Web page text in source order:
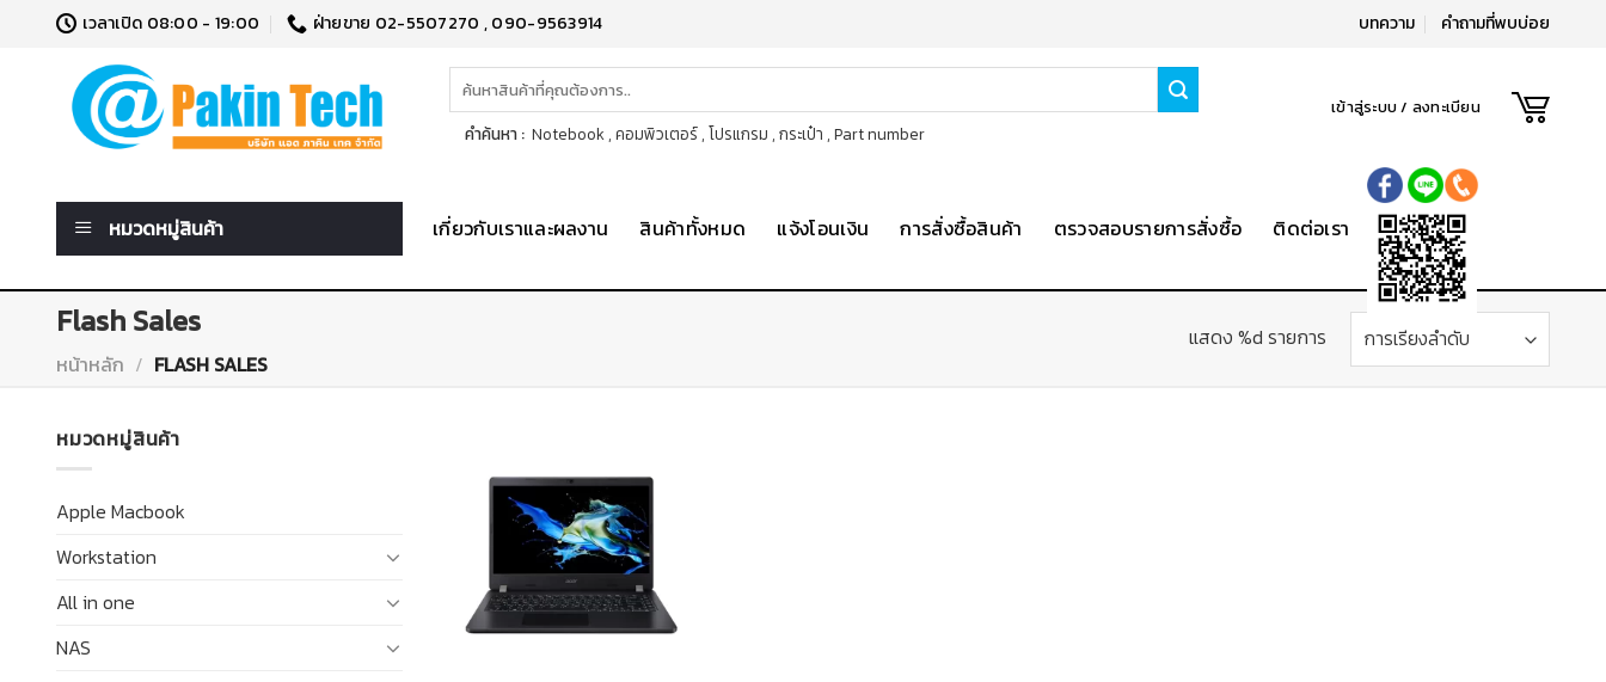
เวลาเปิด 08:00 - 19:00 ฝ่ายขาย 02-5507270 , 090-9563914 บทความ คำถามที่พบบ่อย
คำค้นหา : Notebook , คอมพิวเตอร์ , โปรแกรม , กระเป๋า , Part number
เข้าสู่ระบบ / ลงทะเบียน
หมวดหมู่สินค้า เกี่ยวกับเราและผลงาน สินค้าทั้งหมด แจ้งโอนเงิน การสั่งซื้อสินค้า ตรวจสอบรายการสั่งซื้อ ติดต่อเรา
Flash Sales
หน้าหลัก / FLASH SALES
แสดง %d รายการ
หมวดหมู่สินค้า
Apple Macbook
Workstation
All in one
NAS